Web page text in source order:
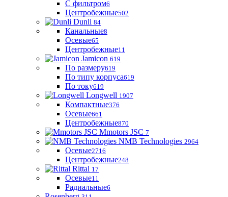
С фильтром6
Центробежные502
Dunli 84
Канальные8
Осевые65
Центробежные11
Jamicon 619
По размеру619
По типу корпуса619
По току619
Longwell 1907
Компактные376
Осевые661
Центробежные870
Mmotors JSC 7
NMB Technologies 2964
Осевые2716
Центробежные248
Rittal 17
Осевые11
Радиальные6